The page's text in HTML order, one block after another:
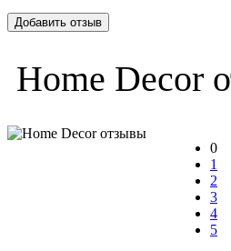
Home Decor
0
1
2
3
4
5